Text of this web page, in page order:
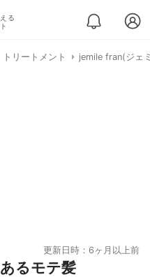
る
トリートメント jemile fran(ジェ
更新日時：6ヶ月以上前
るモテ髪